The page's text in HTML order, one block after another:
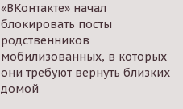
«ВКонтакте» начал
блокировать посты
родственников
мобилизованных, в которых
они требуют вернуть близких
домой